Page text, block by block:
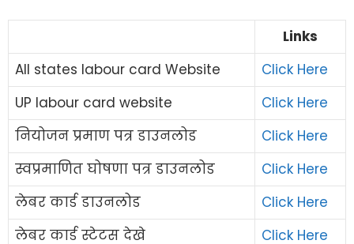
Links
All states labour card Website
Click Here
UP labour card website
Click Here
नियोजन प्रमाण पत्र डाउनलोड
Click Here
स्वप्रमाणित घोषणा पत्र डाउनलोड
Click Here
लेबर कार्ड डाउनलोड
Click Here
लेबर कार्ड स्टेटस देखे
Click Here